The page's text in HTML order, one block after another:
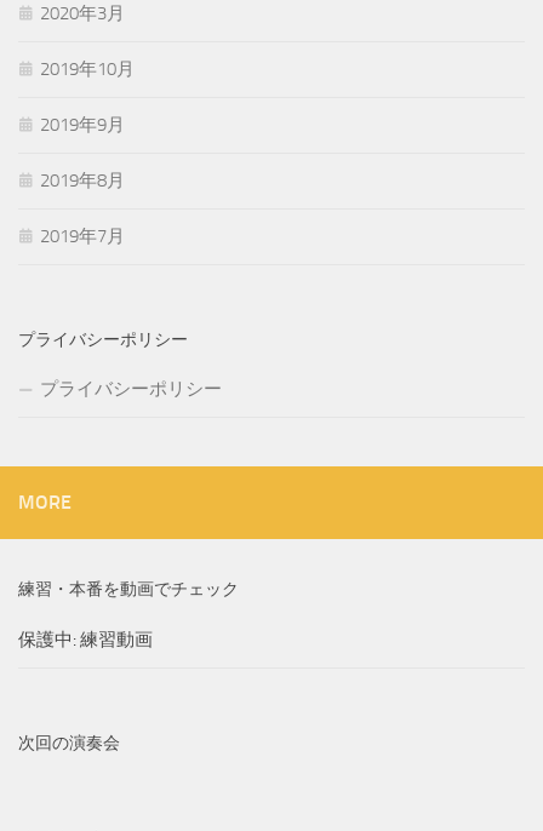
2020年3月
2019年10月
2019年9月
2019年8月
2019年7月
プライバシーポリシー
プライバシーポリシー
MORE
練習・本番を動画でチェック
保護中: 練習動画
次回の演奏会